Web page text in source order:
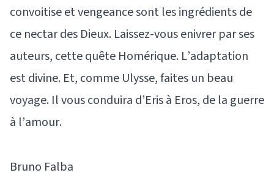
convoitise et vengeance sont les ingrédients de
ce nectar des Dieux. Laissez-vous enivrer par ses
auteurs, cette quête Homérique. L’adaptation
est divine. Et, comme Ulysse, faites un beau
voyage. Il vous conduira d’Eris à Eros, de la guerre
à l’amour.
Bruno Falba